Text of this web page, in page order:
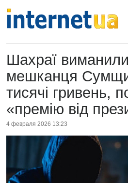
Шахраї
мешканця
тисячі гривень,
«премію від
4 февраля 2026 13:23